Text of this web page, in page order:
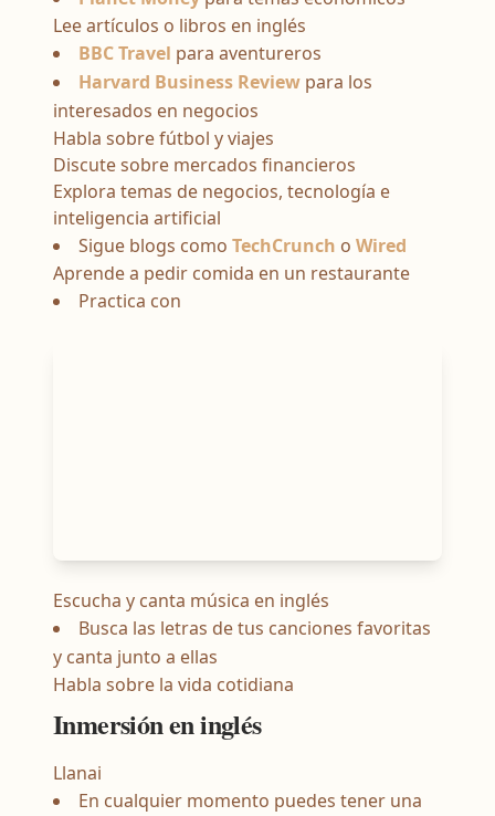
Lee artículos o libros en inglés
BBC Travel para aventureros
Harvard Business Review para los
interesados en negocios
Habla sobre fútbol y viajes
Discute sobre mercados financieros
Explora temas de negocios, tecnología e
inteligencia artificial
Sigue blogs como TechCrunch o Wired
Aprende a pedir comida en un restaurante
Practica con
Escucha y canta música en inglés
Busca las letras de tus canciones favoritas
y canta junto a ellas
Habla sobre la vida cotidiana
Inmersión en inglés
Llanai
En cualquier momento puedes tener una